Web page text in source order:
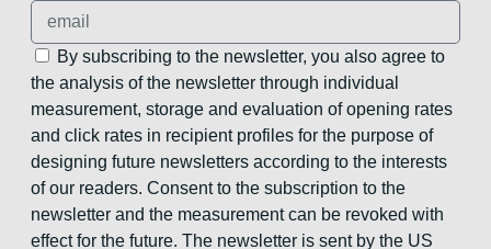
By subscribing to the newsletter, you also agree to
the analysis of the newsletter through individual
measurement, storage and evaluation of opening rates
and click rates in recipient profiles for the purpose of
designing future newsletters according to the interests
of our readers. Consent to the subscription to the
newsletter and the measurement can be revoked with
effect for the future. The newsletter is sent by the US